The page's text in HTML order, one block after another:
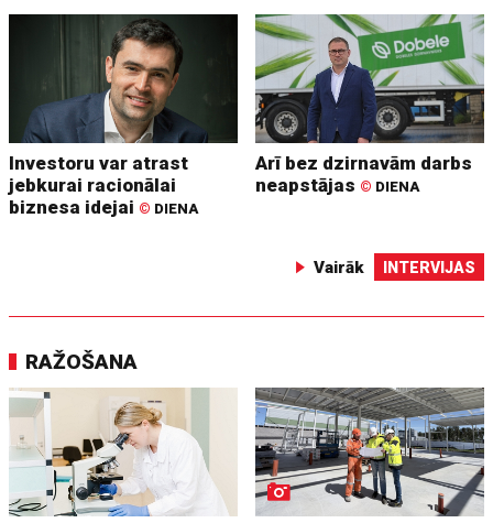
Investoru var atrast
jebkurai racionālai
biznesa idejai © DIENA
Arī bez dzirnavām darbs
neapstājas © DIENA
Vairāk INTERVIJAS
RAŽOŠANA